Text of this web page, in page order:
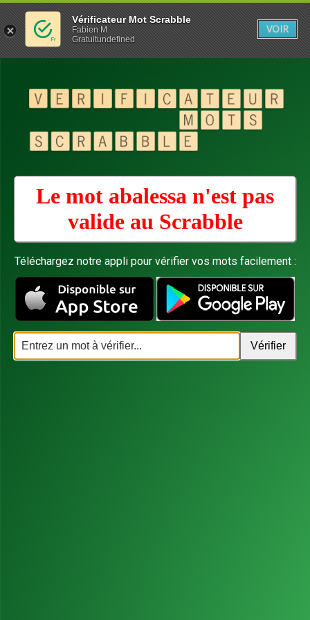
Le mot abalessa n'est pas
valide au Scrabble
Téléchargez notre appli pour vérifier vos mots facilement :
Vérificateur Mot Scrabble
Fabien M
Gratuitundefined
VOIR